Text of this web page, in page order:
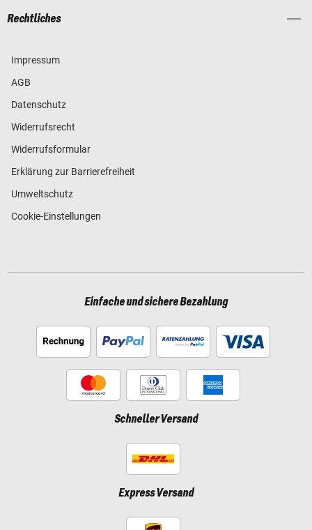
Rechtliches
Impressum
AGB
Datenschutz
Widerrufsrecht
Widerrufsformular
Erklärung zur Barrierefreiheit
Umweltschutz
Cookie-Einstellungen
Einfache und sichere Bezahlung
Schneller Versand
Express Versand